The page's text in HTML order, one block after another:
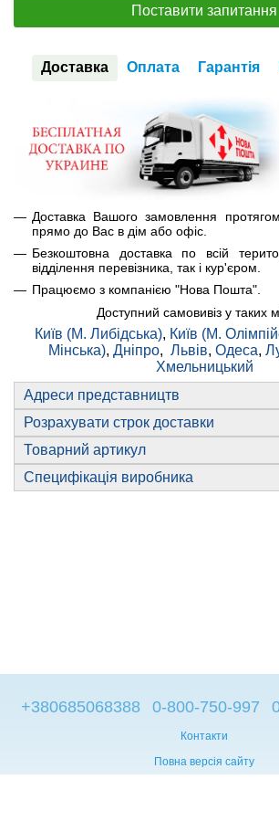
Поставити запитання
Доставка Оплата Гарантія
Доставка Вашого замовлення
прямо до Вас в дім або офіс.
Безкоштовна доставка по всій
відділення перевізника, так і кур'єром.
Працюємо з компанією "Нова Пошта".
Доступний самовивіз у таких
Київ (М. Либідська), Київ (М.
Мінська), Дніпро, Львів, Одеса,
Хмельницький
Адреси представництв
Розрахувати строк доставки
Товарний артикул
Специфікація виробника
+380685068388 0-800-750-997
Контакти
Повна версія сайту